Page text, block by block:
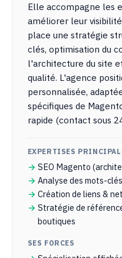
Elle accompagne les
améliorer leur
place une stratégie
clés, optimisation du
l'architecture du site
qualité. L'agence
personnalisée,
spécifiques de
rapide (contact sous
EXPERTISES
SEO Magento
Analyse des mots-
Création de liens &
Stratégie de
boutiques
SES FORCES